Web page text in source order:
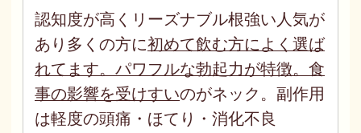
認知度が高くリーズナブル根強い人気が
あり多くの方に初めて飲む方によく選ば
れてます。パワフルな勃起力が特徴。食
事の影響を受けすいのがネック。副作用
は軽度の頭痛・ほてり・消化不良